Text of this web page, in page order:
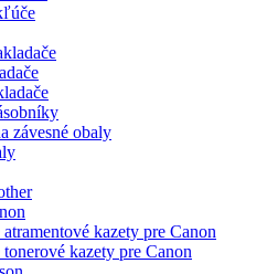
závesné obaly
kazety pre Canon
kazety pre Canon